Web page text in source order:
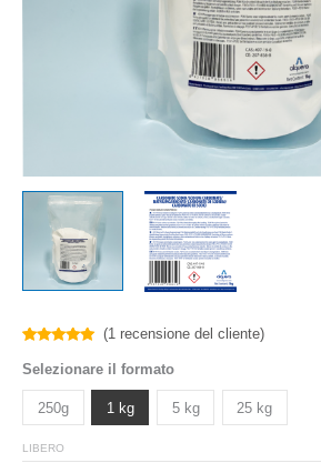
5.00su 5
di
recensioni
(1recensione del cliente)
Selezionare il formato
250g 1 kg 5 kg 25 kg
LIBERO